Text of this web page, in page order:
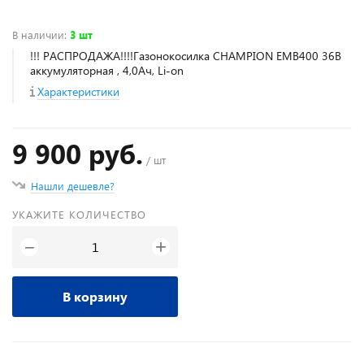
В наличии: 3 шт
!!! РАСПРОДАЖА!!!!Газонокосилка CHAMPION EMB400 36B
аккумуляторная , 4,0Ач, Li-on
Характеристики
9 900 руб. / шт
Нашли дешевле?
УКАЖИТЕ КОЛИЧЕСТВО
− +
В корзину